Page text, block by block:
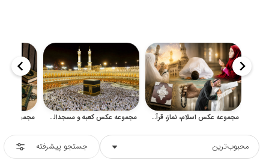
مجموعه عکس اسلام، نماز، قرآن و اماکن مقدس اسلامی مجموعه عکس کعبه و مسجدالحرام برای طراحی مذهبی
محبوب‌ترین جستجو پیشرفته